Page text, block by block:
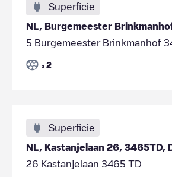
Superficie
5 Burgemeester Brinkmanhof
x 2
Superficie
NL, Kastanjelaan 26, 3465TD,
26 Kastanjelaan 3465 TD